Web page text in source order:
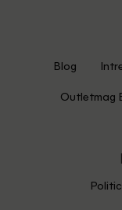
Blog
Outletmag